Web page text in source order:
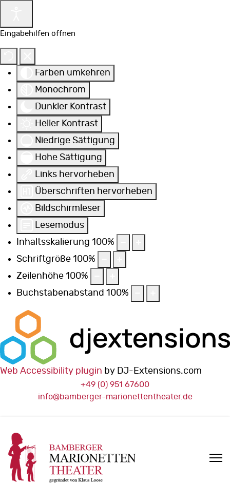
Eingabehilfen öffnen
Farben umkehren
Monochrom
Dunkler Kontrast
Heller Kontrast
Niedrige Sättigung
Hohe Sättigung
Links hervorheben
Überschriften hervorheben
Bildschirmleser
Lesemodus
Inhaltsskalierung 100%
Schriftgröße 100%
Zeilenhöhe 100%
Buchstabenabstand 100%
Web Accessibility plugin by DJ-Extensions.com
+49 (0) 951 67600
info@bamberger-marionettentheater.de